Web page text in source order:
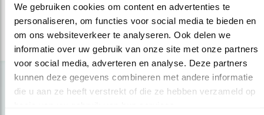
We gebruiken cookies om content en advertenties te
personaliseren, om functies voor social media te bieden en
om ons websiteverkeer te analyseren. Ook delen we
informatie over uw gebruik van onze site met onze partners
voor social media, adverteren en analyse. Deze partners
kunnen deze gegevens combineren met andere informatie
die u aan ze heeft verstrekt of die ze hebben verzameld op
21.03.16Uitzendingen over zwanen